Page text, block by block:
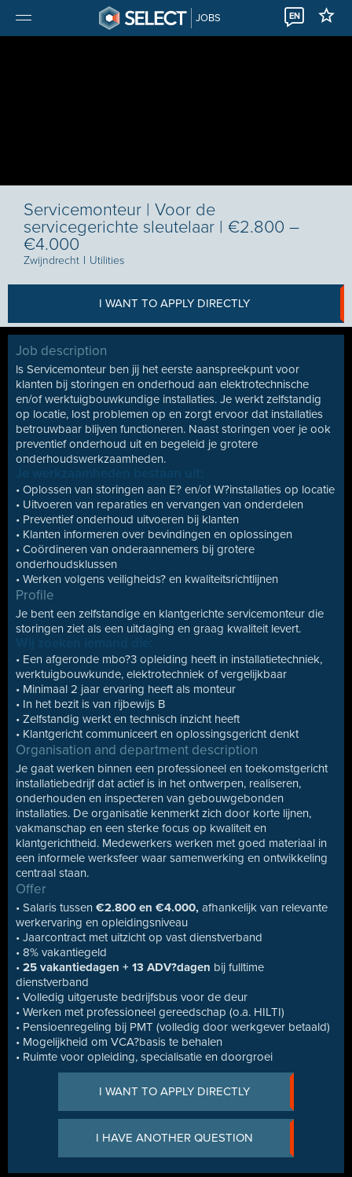
JOBS EN
Servicemonteur | Voor de
servicegerichte sleutelaar | €2.800 –
€4.000
Zwijndrecht I Utilities
I WANT TO APPLY DIRECTLY
Job description
ls Servicemonteur ben jij het eerste aanspreekpunt voor
klanten bij storingen en onderhoud aan elektrotechnische
en/of werktuigbouwkundige installaties. Je werkt zelfstandig
op locatie, lost problemen op en zorgt ervoor dat installaties
betrouwbaar blijven functioneren. Naast storingen voer je ook
preventief onderhoud uit en begeleid je grotere
onderhoudswerkzaamheden.
• Oplossen van storingen aan E? en/of W?installaties op locatie
• Uitvoeren van reparaties en vervangen van onderdelen
• Preventief onderhoud uitvoeren bij klanten
• Klanten informeren over bevindingen en oplossingen
• Coördineren van onderaannemers bij grotere
onderhoudsklussen
• Werken volgens veiligheids? en kwaliteitsrichtlijnen
Profile
Je bent een zelfstandige en klantgerichte servicemonteur die
storingen ziet als een uitdaging en graag kwaliteit levert.
• Een afgeronde mbo?3 opleiding heeft in installatietechniek,
werktuigbouwkunde, elektrotechniek of vergelijkbaar
• Minimaal 2 jaar ervaring heeft als monteur
• In het bezit is van rijbewijs B
• Zelfstandig werkt en technisch inzicht heeft
• Klantgericht communiceert en oplossingsgericht denkt
Organisation and department description
Je gaat werken binnen een professioneel en toekomstgericht
installatiebedrijf dat actief is in het ontwerpen, realiseren,
onderhouden en inspecteren van gebouwgebonden
installaties. De organisatie kenmerkt zich door korte lijnen,
vakmanschap en een sterke focus op kwaliteit en
klantgerichtheid. Medewerkers werken met goed materiaal in
een informele werksfeer waar samenwerking en ontwikkeling
centraal staan.
Offer
• Salaris tussen €2.800 en €4.000, afhankelijk van relevante
werkervaring en opleidingsniveau
• Jaarcontract met uitzicht op vast dienstverband
• 8% vakantiegeld
• 25 vakantiedagen + 13 ADV?dagen bij fulltime
dienstverband
• Volledig uitgeruste bedrijfsbus voor de deur
• Werken met professioneel gereedschap (o.a. HILTI)
• Pensioenregeling bij PMT (volledig door werkgever betaald)
• Mogelijkheid om VCA?basis te behalen
• Ruimte voor opleiding, specialisatie en doorgroei
I WANT TO APPLY DIRECTLY
I HAVE ANOTHER QUESTION